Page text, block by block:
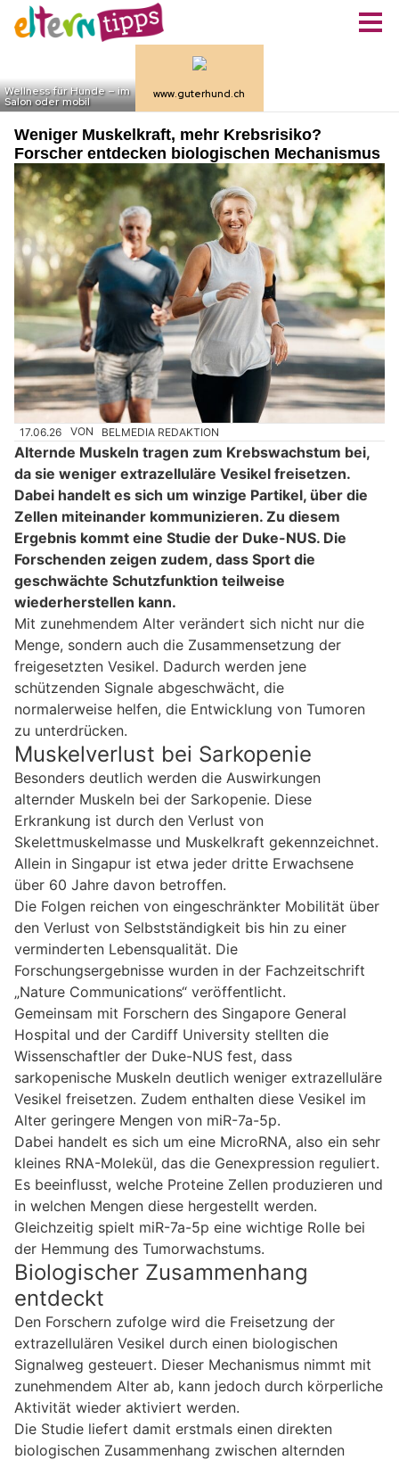
Weniger Muskelkraft, mehr Krebsrisiko?
Forscher entdecken biologischen Mechanismus
17.06.26 VON BELMEDIA REDAKTION
Alternde Muskeln tragen zum Krebswachstum bei,
da sie weniger extrazelluläre Vesikel freisetzen.
Dabei handelt es sich um winzige Partikel, über die
Zellen miteinander kommunizieren. Zu diesem
Ergebnis kommt eine Studie der Duke-NUS. Die
Forschenden zeigen zudem, dass Sport die
geschwächte Schutzfunktion teilweise
wiederherstellen kann.
Mit zunehmendem Alter verändert sich nicht nur die
Menge, sondern auch die Zusammensetzung der
freigesetzten Vesikel. Dadurch werden jene
schützenden Signale abgeschwächt, die
normalerweise helfen, die Entwicklung von Tumoren
zu unterdrücken.
Muskelverlust bei Sarkopenie
Besonders deutlich werden die Auswirkungen
alternder Muskeln bei der Sarkopenie. Diese
Erkrankung ist durch den Verlust von
Skelettmuskelmasse und Muskelkraft gekennzeichnet.
Allein in Singapur ist etwa jeder dritte Erwachsene
über 60 Jahre davon betroffen.
Die Folgen reichen von eingeschränkter Mobilität über
den Verlust von Selbstständigkeit bis hin zu einer
verminderten Lebensqualität. Die
Forschungsergebnisse wurden in der Fachzeitschrift
„Nature Communications“ veröffentlicht.
Gemeinsam mit Forschern des Singapore General
Hospital und der Cardiff University stellten die
Wissenschaftler der Duke-NUS fest, dass
sarkopenische Muskeln deutlich weniger extrazelluläre
Vesikel freisetzen. Zudem enthalten diese Vesikel im
Alter geringere Mengen von miR-7a-5p.
Dabei handelt es sich um eine MicroRNA, also ein sehr
kleines RNA-Molekül, das die Genexpression reguliert.
Es beeinflusst, welche Proteine Zellen produzieren und
in welchen Mengen diese hergestellt werden.
Gleichzeitig spielt miR-7a-5p eine wichtige Rolle bei
der Hemmung des Tumorwachstums.
Biologischer Zusammenhang
entdeckt
Den Forschern zufolge wird die Freisetzung der
extrazellulären Vesikel durch einen biologischen
Signalweg gesteuert. Dieser Mechanismus nimmt mit
zunehmendem Alter ab, kann jedoch durch körperliche
Aktivität wieder aktiviert werden.
Die Studie liefert damit erstmals einen direkten
biologischen Zusammenhang zwischen alternden